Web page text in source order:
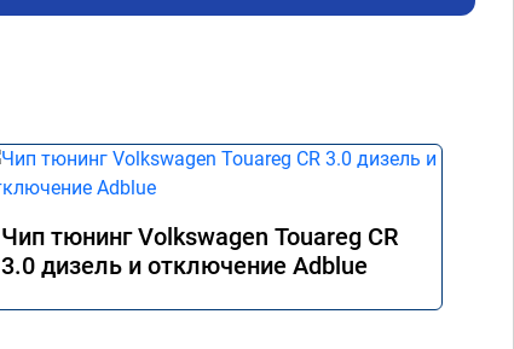
Чип тюнинг Volkswagen Touareg CR
3.0 дизель и отключение Adblue